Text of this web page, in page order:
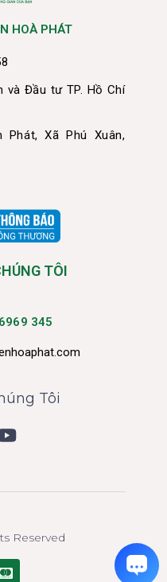
HOÀ PHÁT
và Đầu tư TP. Hồ Chí
Xã Phú Xuân,
TÔI
345
Tôi
Reserved